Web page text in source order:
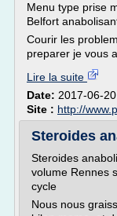
Menu type prise
Belfort
Courir les
preparer je vous
Lire la suite
Date: 2017-06-
Site : http://
Steroides
Steroides
volume Rennes
cycle
Nous nous